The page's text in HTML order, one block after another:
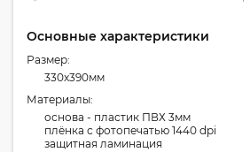
Основные характеристики
Размер:
330x390мм
Материалы:
основа - пластик ПВХ 3мм
плёнка с фотопечатью 1440 dpi
защитная ламинация